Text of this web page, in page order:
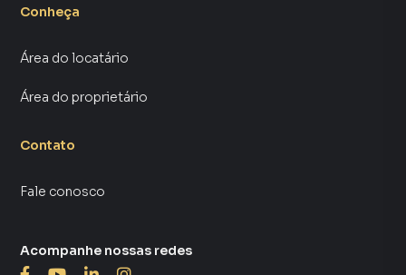
Conheça
Área do locatário
Área do proprietário
Contato
Fale conosco
Acompanhe nossas redes